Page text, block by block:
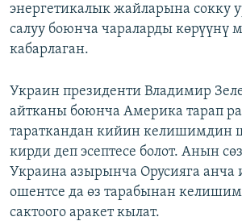
энергетикалык жайларына сокку
салуу боюнча чараларды көрүүнү
кабарлаган.
Украин президенти Владимир
айтканы боюнча Америка тарап
тараткандан кийин келишимдин
кирди деп эсептесе болот. Анын
Украина азырынча Орусияга анча
ошентсе да өз тарабынан
сактоого аракет кылат.